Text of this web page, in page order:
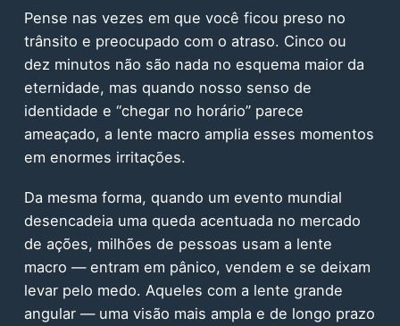
Pense nas vezes em que você ficou preso no
trânsito e preocupado com o atraso. Cinco ou
dez minutos não são nada no esquema maior da
eternidade, mas quando nosso senso de
identidade e “chegar no horário” parece
ameaçado, a lente macro amplia esses momentos
em enormes irritações.
Da mesma forma, quando um evento mundial
desencadeia uma queda acentuada no mercado
de ações, milhões de pessoas usam a lente
macro — entram em pânico, vendem e se deixam
levar pelo medo. Aqueles com a lente grande
angular — uma visão mais ampla e de longo prazo